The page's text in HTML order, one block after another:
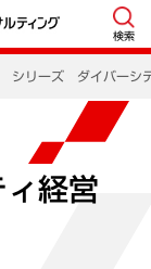
検索
シリーズ ダイバーシ
ィ経営